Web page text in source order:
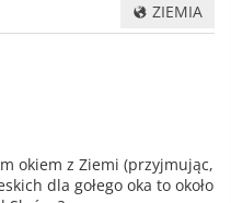
ZIEMIA
okiem z Ziemi (przyjmując,
dla gołego oka to około